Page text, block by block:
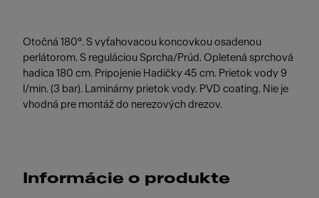
Otočná 180°. S vyťahovacou koncovkou osadenou
perlátorom. S reguláciou Sprcha/Prúd. Opletená sprchová
hadica 180 cm. Pripojenie Hadičky 45 cm. Prietok vody 9
l/min. (3 bar). Laminárny prietok vody. PVD coating. Nie je
vhodná pre montáž do nerezových drezov.
Informácie o produkte